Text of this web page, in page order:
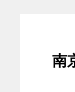
南